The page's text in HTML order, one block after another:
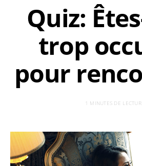
Quiz:
trop
pour
1 MINUTES DE